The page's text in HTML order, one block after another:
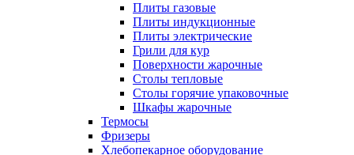
Плиты газовые
Плиты индукционные
Плиты электрические
Грили для кур
Поверхности жарочные
Столы тепловые
Столы горячие упаковочные
Шкафы жарочные
Термосы
Фризеры
Хлебопекарное оборудование